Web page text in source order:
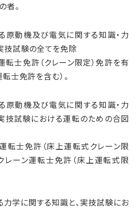
者。
原動機及び電気に関する知識・力
技試験の全てを免除
転士免許（クレーン限定）免許を有
士免許を含む）。
原動機及び電気に関する知識・力
技試験における運転のための合図
運転士免許（床上運転式クレーン限
レーン運転士免許（床上運転式限
学に関する知識と、実技試験にお